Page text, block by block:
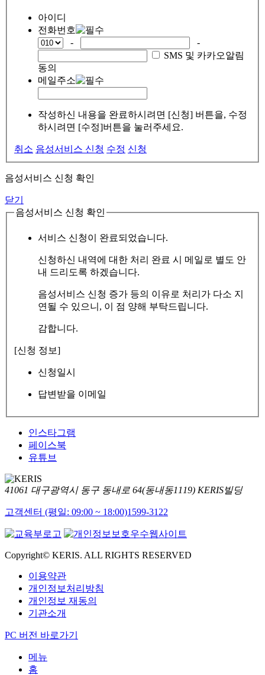
아이디
전화번호
-
-
SMS 및 카카오알림
동의
메일주소
작성하신 내용을 완료하시려면 [신청] 버튼을, 수정
하시려면 [수정]버튼을 눌러주세요.
취소 음성서비스 신청 수정 신청
음성서비스 신청 확인
닫기
음성서비스 신청 확인
서비스 신청이 완료되었습니다.
신청하신 내역에 대한 처리 완료 시 메일로 별도 안
내 드리도록 하겠습니다.
음성서비스 신청 증가 등의 이유로 처리가 다소 지
연될 수 있으니, 이 점 양해 부탁드립니다.
감합니다.
[신청 정보]
신청일시
답변받을 이메일
인스타그램
페이스북
유튜브
41061 대구광역시 동구 동내로 64(동내동1119) KERIS빌딩
고객센터 (평일: 09:00 ~ 18:00)1599-3122
Copyright© KERIS. ALL RIGHTS RESERVED
이용약관
개인정보처리방침
개인정보 재동의
기관소개
PC 버전 바로가기
메뉴
홈